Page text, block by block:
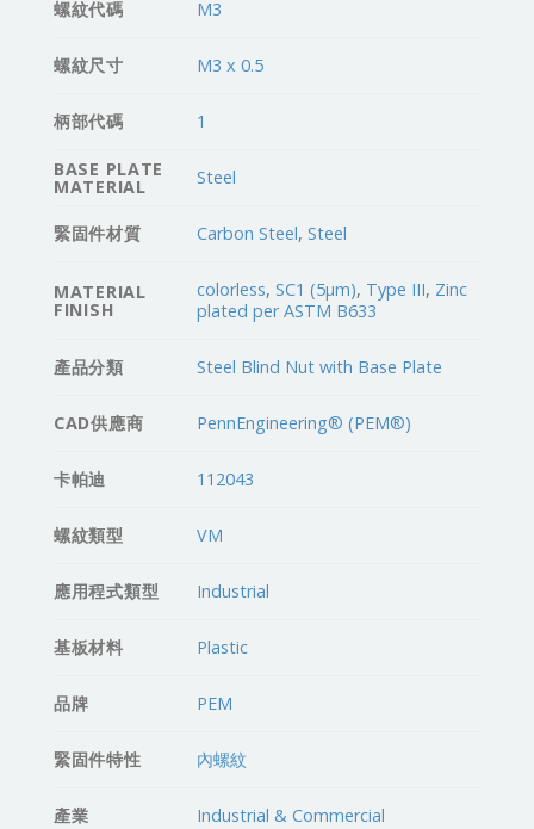
螺紋代碼 M3
螺紋尺寸 M3 x 0.5
柄部代碼 1
BASE PLATE
MATERIAL Steel
緊固件材質 Carbon Steel,Steel
MATERIAL
FINISH
colorless,SC1 (5µm), Type III, Zinc
plated per ASTM B633
產品分類 Steel Blind Nut with Base Plate
CAD供應商 PennEngineering® (PEM®)
卡帕迪 112043
螺紋類型 VM
應用程式類型 Industrial
基板材料 Plastic
品牌 PEM
緊固件特性 內螺紋
產業 Industrial & Commercial